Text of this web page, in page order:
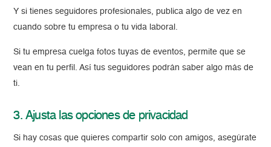
Y si tienes seguidores profesionales, publica algo de vez en
cuando sobre tu empresa o tu vida laboral.
Si tu empresa cuelga fotos tuyas de eventos, permite que se
vean en tu perfil. Así tus seguidores podrán saber algo más de
ti.
3. Ajusta las opciones de privacidad
Si hay cosas que quieres compartir solo con amigos, asegúrate